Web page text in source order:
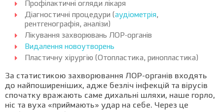
Профілактичні огляди лікаря
Діагностичні процедури (аудіометрія,
рентгенографія, аналізи)
Лікування захворювань ЛОР-органів
Видалення новоутворень
Пластичну хірургію (Отопластика, ринопластика)
За статистикою захворювання ЛОР-органів входять
до найпоширеніших, адже безліч інфекцій та вірусів
спочатку вражають саме дихальні шляхи, наше горло,
ніс та вуха «приймають» удар на себе. Через це